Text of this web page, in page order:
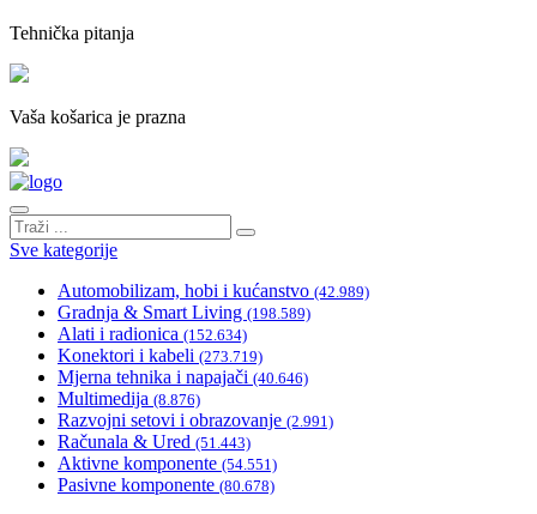
Tehnička pitanja
Vaša košarica je prazna
Sve kategorije
Automobilizam, hobi i kućanstvo (42.989)
Gradnja & Smart Living (198.589)
Alati i radionica (152.634)
Konektori i kabeli (273.719)
Mjerna tehnika i napajači (40.646)
Multimedija (8.876)
Razvojni setovi i obrazovanje (2.991)
Računala & Ured (51.443)
Aktivne komponente (54.551)
Pasivne komponente (80.678)